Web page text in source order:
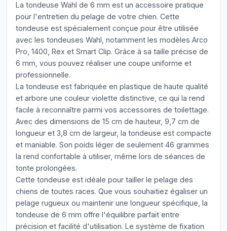
La tondeuse Wahl de 6 mm est un accessoire pratique
pour l'entretien du pelage de votre chien. Cette
tondeuse est spécialement conçue pour être utilisée
avec les tondeuses Wahl, notamment les modèles Arco
Pro, 1400, Rex et Smart Clip. Grâce à sa taille précise de
6 mm, vous pouvez réaliser une coupe uniforme et
professionnelle.
La tondeuse est fabriquée en plastique de haute qualité
et arbore une couleur violette distinctive, ce qui la rend
facile à reconnaître parmi vos accessoires de toilettage.
Avec des dimensions de 15 cm de hauteur, 9,7 cm de
longueur et 3,8 cm de largeur, la tondeuse est compacte
et maniable. Son poids léger de seulement 46 grammes
la rend confortable à utiliser, même lors de séances de
tonte prolongées.
Cette tondeuse est idéale pour tailler le pelage des
chiens de toutes races. Que vous souhaitiez égaliser un
pelage rugueux ou maintenir une longueur spécifique, la
tondeuse de 6 mm offre l'équilibre parfait entre
précision et facilité d'utilisation. Le système de fixation